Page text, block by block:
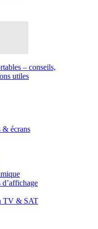
– conseils,
utiles
& écrans
TV & SAT